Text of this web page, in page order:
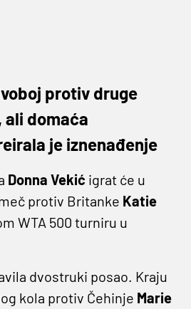
protiv druge
domaća
je iznenađenje
Donna Vekić igrat će u
protiv Britanke Katie
WTA 500 turniru u
dvostruki posao. Kraju
kola protiv Čehinje Marie